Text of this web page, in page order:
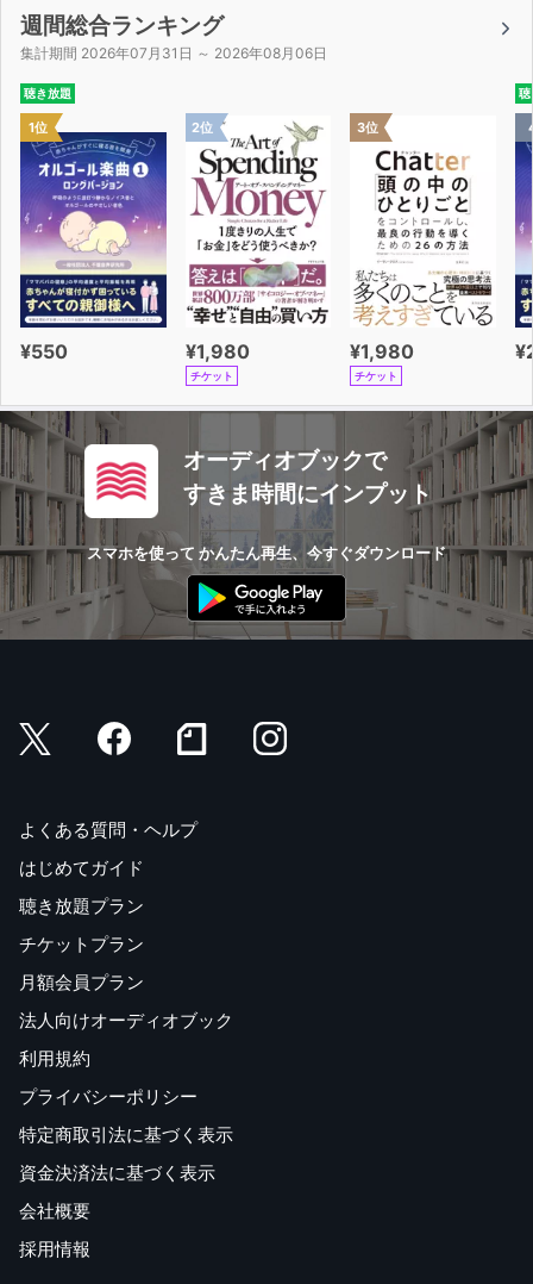
週間総合ランキング
集計期間 2026年07月31日 ～ 2026年08月06日
聴き放題
1位
¥550
2位
¥1,980
チケット
3位
¥1,980
チケット
聴
オーディオブックで
すきま時間にインプット
スマホを使って かんたん再生、今すぐダウンロード
よくある質問・ヘルプ
はじめてガイド
聴き放題プラン
チケットプラン
月額会員プラン
法人向けオーディオブック
利用規約
プライバシーポリシー
特定商取引法に基づく表示
資金決済法に基づく表示
会社概要
採用情報